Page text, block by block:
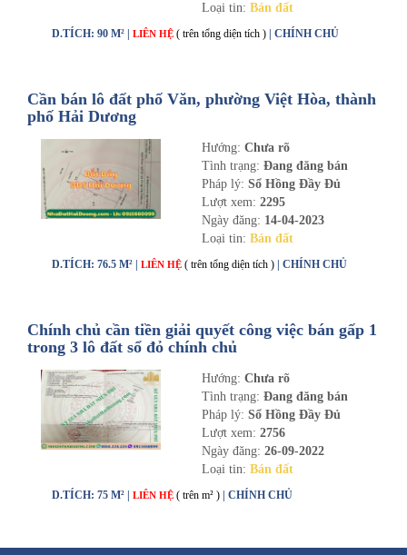
Loại tin: Bán đất
D.TÍCH: 90 M² | LIÊN HỆ ( trên tổng diện tích ) | CHÍNH CHỦ
Cần bán lô đất phố Văn, phường Việt Hòa, thành
phố Hải Dương
Hướng: Chưa rõ
Tình trạng: Đang đăng bán
Pháp lý: Sổ Hồng Đầy Đủ
Lượt xem: 2295
Ngày đăng: 14-04-2023
Loại tin: Bán đất
D.TÍCH: 76.5 M² | LIÊN HỆ ( trên tổng diện tích ) | CHÍNH CHỦ
Chính chủ cần tiền giải quyết công việc bán gấp 1
trong 3 lô đất sổ đỏ chính chủ
Hướng: Chưa rõ
Tình trạng: Đang đăng bán
Pháp lý: Sổ Hồng Đầy Đủ
Lượt xem: 2756
Ngày đăng: 26-09-2022
Loại tin: Bán đất
D.TÍCH: 75 M² | LIÊN HỆ ( trên m² ) | CHÍNH CHỦ